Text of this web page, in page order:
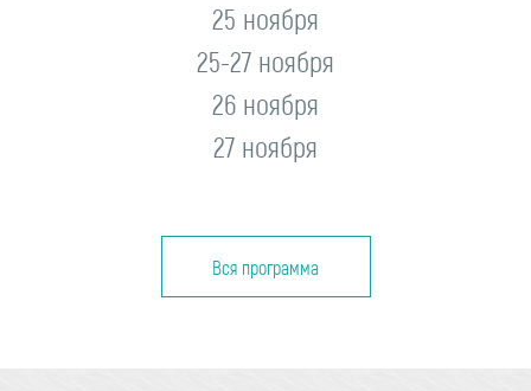
25 ноября
25-27 ноября
26 ноября
27 ноября
Вся программа